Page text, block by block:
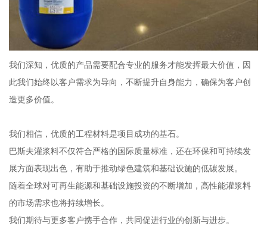
我们深知，优质的产品需要配合专业的服务才能发挥最大价值，因
此我们始终以客户需求为导向，不断提升自身能力，确保为客户创
造更多价值。
我们相信，优质的工程材料是项目成功的基石。
巴斯夫灌浆料不仅符合严格的国际质量标准，还在环保和可持续发
展方面表现出色，有助于推动绿色建筑和基础设施的低碳发展。
随着全球对可再生能源和基础设施投资的不断增加，高性能灌浆料
的市场需求也将持续增长。
我们期待与更多客户携手合作，共同促进行业的创新与进步。